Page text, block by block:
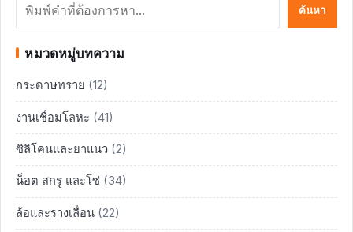
ค้นหา
หมวดหมู่บทความ
กระดาษทราย (12)
งานเชื่อมโลหะ (41)
ซิลิโคนและยาแนว (2)
น็อต สกรู และโซ่ (34)
ล้อและรางเลื่อน (22)